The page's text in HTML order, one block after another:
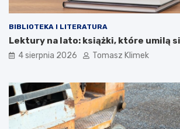
BIBLIOTEKA I LITERATURA
Lektury na lato: książki, które umilą
4 sierpnia 2026 Tomasz Klimek